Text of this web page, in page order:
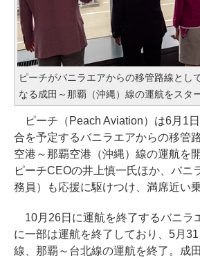
ピーチがバニラエアからの移管路線とし
なる成田～那覇（沖縄）線の運航をスタ
ピーチ（Peach Aviation）は6月1
合を予定するバニラエアからの移管
空港～那覇空港（沖縄）線の運航を
ピーチCEOの井上慎一氏ほか、バニ
務員）も応援に駆けつけ、満席近い
10月26日に運航を終了するバニラ
に一部は運航を終了しており、5月
線、那覇～台北線の運航を終了。成